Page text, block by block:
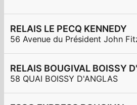
RELAIS LE PECQ KENNEDY
58 QUAI BOISSY D'ANGLAS